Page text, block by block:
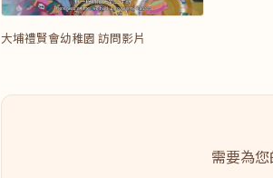
大埔禮賢會幼稚園 訪問影片
需要為